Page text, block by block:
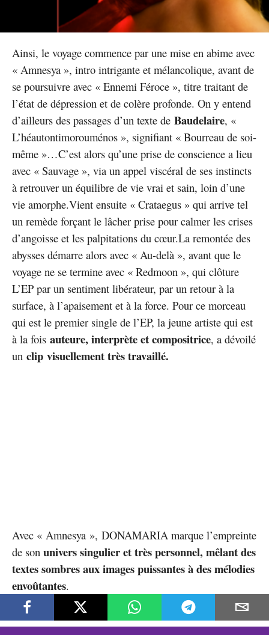
Ainsi, le voyage commence par une mise en abime avec
« Amnesya », intro intrigante et mélancolique, avant de
se poursuivre avec « Ennemi Féroce », titre traitant de
l’état de dépression et de colère profonde. On y entend
d’ailleurs des passages d’un texte de Baudelaire, «
L’héautontimorouménos », signifiant « Bourreau de soi-
même »…C’est alors qu’une prise de conscience a lieu
avec « Sauvage », via un appel viscéral de ses instincts
à retrouver un équilibre de vie vrai et sain, loin d’une
vie amorphe.Vient ensuite « Crataegus » qui arrive tel
un remède forçant le lâcher prise pour calmer les crises
d’angoisse et les palpitations du cœur.La remontée des
abysses démarre alors avec « Au-delà », avant que le
voyage ne se termine avec « Redmoon », qui clôture
L’EP par un sentiment libérateur, par un retour à la
surface, à l’apaisement et à la force. Pour ce morceau
qui est le premier single de l’EP, la jeune artiste qui est
à la fois auteure, interprète et compositrice, a dévoilé
un clip visuellement très travaillé.
Avec « Amnesya », DONAMARIA marque l’empreinte
de son univers singulier et très personnel, mêlant des
textes sombres aux images puissantes à des mélodies
envoûtantes.